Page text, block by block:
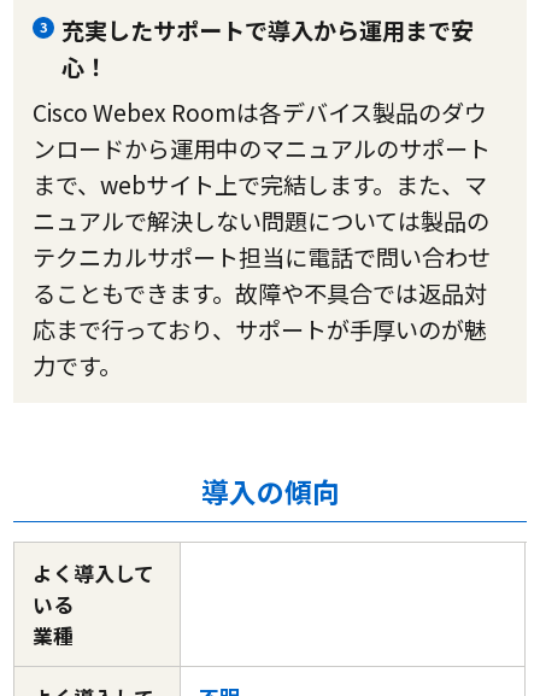
3
充実したサポートで導入から運用まで安
心！
Cisco Webex Roomは各デバイス製品のダウ
ンロードから運用中のマニュアルのサポート
まで、webサイト上で完結します。また、マ
ニュアルで解決しない問題については製品の
テクニカルサポート担当に電話で問い合わせ
ることもできます。故障や不具合では返品対
応まで行っており、サポートが手厚いのが魅
力です。
導入の傾向
よく導入して
いる
業種